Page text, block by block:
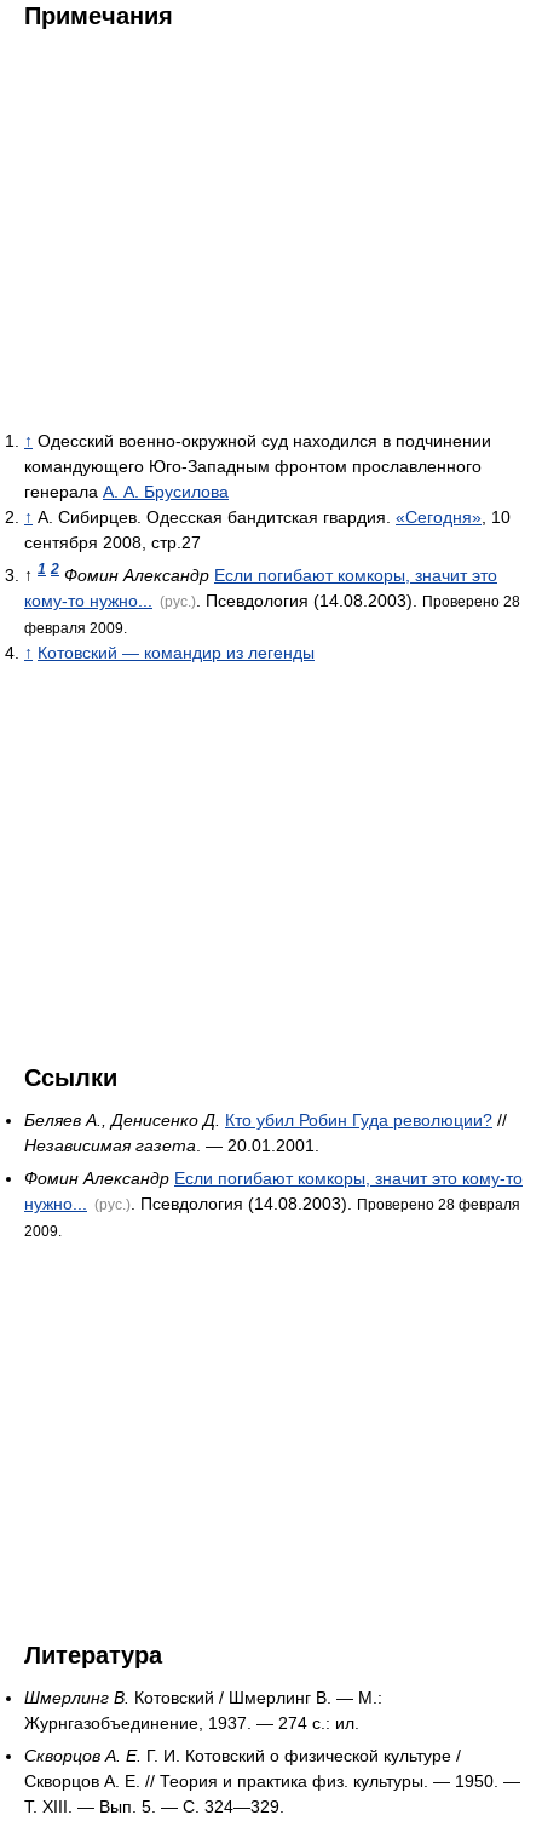
Примечания
↑ Одесский военно-окружной суд находился в подчинении
командующего Юго-Западным фронтом прославленного
генерала А. А. Брусилова
↑ А. Сибирцев. Одесская бандитская гвардия. «Сегодня» , 10
сентября 2008, стр.27
↑ 1 2 Фомин Александр Если погибают комкоры, значит это
кому-то нужно...
(рус.) . Псевдология (14.08.2003).
Проверено 28
февраля 2009.
↑ Котовский — командир из легенды
Ссылки
Беляев А., Денисенко Д. Кто убил Робин Гуда революции? //
Независимая газета . — 20.01.2001.
Фомин Александр Если погибают комкоры, значит это кому-то
нужно...
(рус.) . Псевдология (14.08.2003).
Проверено 28 февраля
2009.
Литература
Шмерлинг В. Котовский / Шмерлинг В. — М.:
Журнгазобъединение, 1937. — 274 с.: ил.
Скворцов А. Е. Г. И. Котовский о физической культуре /
Скворцов А. Е. // Теория и практика физ. культуры. — 1950. —
Т. XIII. — Вып. 5. — С. 324—329.